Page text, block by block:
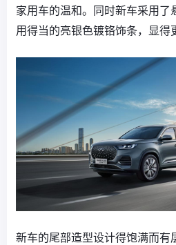
家用车的温和。同时新车采用了
用得当的亮银色镀铬饰条，显得
新车的尾部造型设计得饱满而有